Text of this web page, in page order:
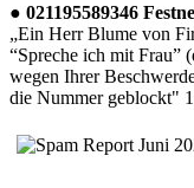
● 021195589346
„Ein Herr Blume von
“Spreche ich mit Frau”
wegen Ihrer
die Nummer geblockt"